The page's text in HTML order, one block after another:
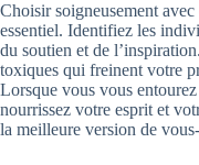
Choisir soigneusement
essentiel. Identifiez les
du soutien et de
toxiques qui freinent votre
Lorsque vous vous
nourrissez votre esprit et
la meilleure version de